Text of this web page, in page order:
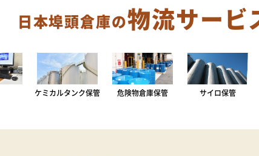
日本埠頭倉庫の物流サービ
ケミカルタンク保管 危険物倉庫保管 サイロ保管